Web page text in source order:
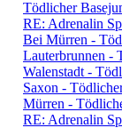
Tödlicher
RE: Adrenalin
Bei Mürren -
Lauterbrunnen -
Walenstadt -
Saxon -
Mürren -
RE: Adrenalin